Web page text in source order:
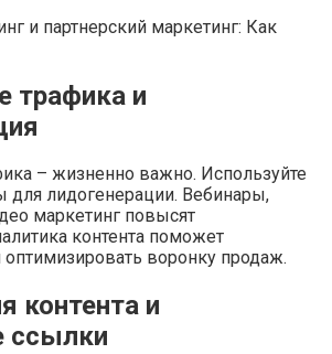
трафика и
– жизненно важно. Используйте
для лидогенерации. Вебинары,
маркетинг повысят
контента поможет
оптимизировать воронку продаж.
контента и
ссылки